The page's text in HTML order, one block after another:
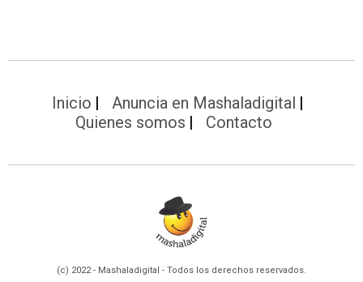
Inicio
Anuncia en Mashaladigital
Quienes somos
Contacto
(c) 2022 - Mashaladigital - Todos los derechos reservados.